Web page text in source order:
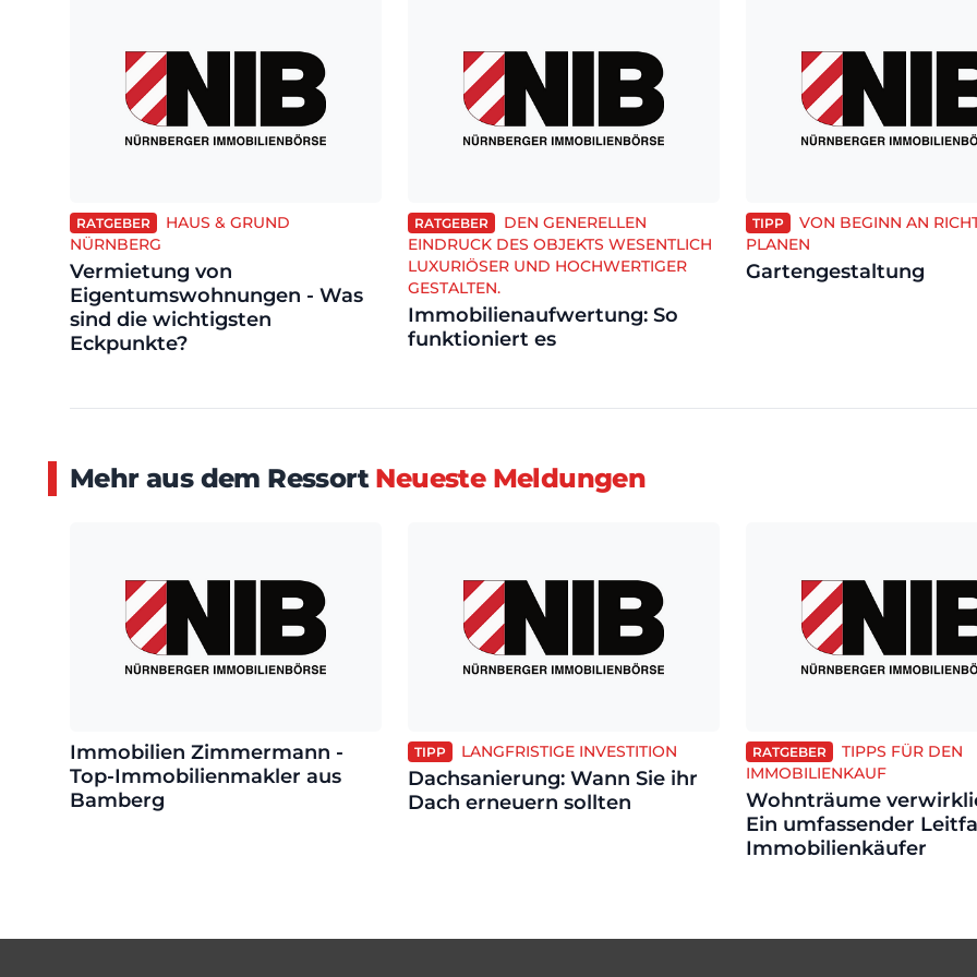
RATGEBER
HAUS & GRUND
NÜRNBERG
Vermietung von
Eigentumswohnungen - Was
sind die wichtigsten
Eckpunkte?
RATGEBER
DEN GENERELLEN
EINDRUCK DES OBJEKTS WESENTLICH
LUXURIÖSER UND HOCHWERTIGER
GESTALTEN.
Immobilienaufwertung: So
funktioniert es
TIPP
VON BEGINN AN
PLANEN
Gartengestaltung
Mehr aus dem Ressort Neueste Meldungen
Immobilien Zimmermann -
Top-Immobilienmakler aus
Bamberg
TIPP LANGFRISTIGE INVESTITION
Dachsanierung: Wann Sie ihr
Dach erneuern sollten
RATGEBER
TIPPS FÜR DEN
IMMOBILIENKAUF
Wohnträume
Ein umfassender
Immobilienkäufer